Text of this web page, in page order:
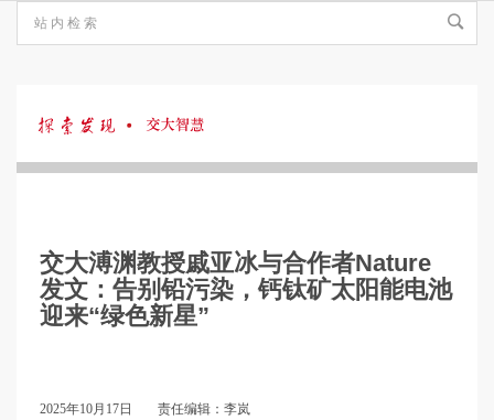
探
发
交大溥渊教授戚亚冰与合作者Nature
发文：告别铅污染，钙钛矿太阳能电池
迎来“绿色新星”
2025年10月17日 责任编辑：李岚